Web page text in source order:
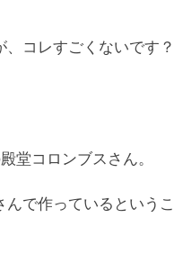
コレすごくないです
堂コロンブスさん。
で作っているという